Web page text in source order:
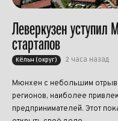
Леверкузен уступил
стартапов
Кёльн (округ) 2 часа назад
Мюнхен с небольшим
регионов, наиболее
предпринимателей. Этот